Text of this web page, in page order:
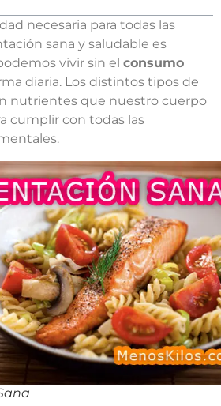
necesaria para todas las
sana y saludable es
vivir sin el consumo
diaria. Los distintos tipos de
nutrientes que nuestro cuerpo
cumplir con todas las